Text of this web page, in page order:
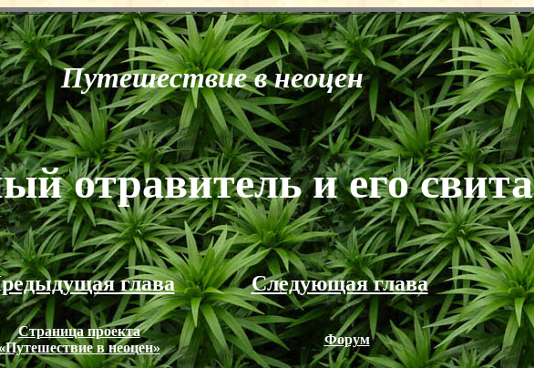
Путешествие в неоцен
отравитель и его свита
глава Следующая глава
Страница проекта
в неоцен»
Форум